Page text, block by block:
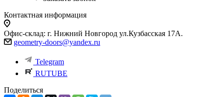
Контактная информация
Офис-склад: г. Нижний Новгород ул.Кузбасская 17А.
geometry-doors@yandex.ru
Telegram
RUTUBE
Поделиться